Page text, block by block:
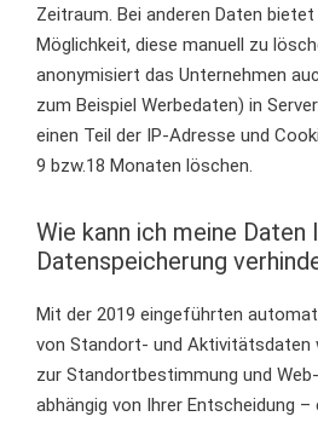
Zeitraum. Bei anderen Daten
Möglichkeit, diese manuell zu
anonymisiert das Unternehmen
zum Beispiel Werbedaten) in
einen Teil der IP-Adresse und
9 bzw.18 Monaten löschen.
Wie kann ich meine Daten
Datenspeicherung
Mit der 2019 eingeführten
von Standort- und Aktivitätsdaten
zur Standortbestimmung und
abhängig von Ihrer Entscheidung